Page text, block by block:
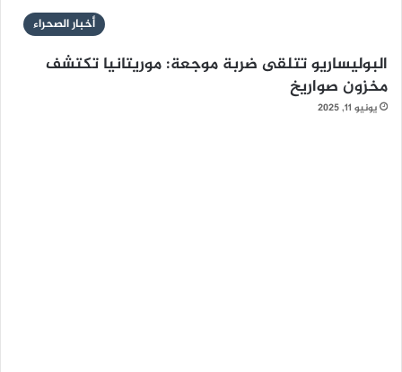
أخبار الصحراء
البوليساريو تتلقى ضربة موجعة: موريتانيا تكتشف
مخزون صواريخ
يونيو 11, 2025